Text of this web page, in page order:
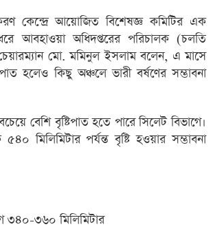
কেন্দ্রে আয়োজিত বিশেষজ্ঞ কমিটির এক
আবহাওয়া অধিদপ্তরের পরিচালক (চলতি
মো. মমিনুল ইসলাম বলেন, এ মাসে
হলেও কিছু অঞ্চলে ভারী বর্ষণের সম্ভাবনা
বেশি বৃষ্টিপাত হতে পারে সিলেট বিভাগে।
মিলিমিটার পর্যন্ত বৃষ্টি হওয়ার সম্ভাবনা
৩৪০-৩৬০ মিলিমিটার